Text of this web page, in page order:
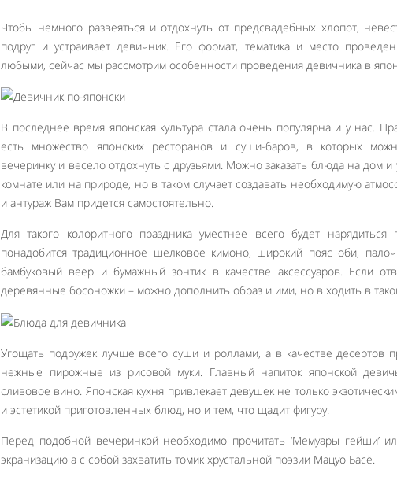
Чтобы немного развеяться и отдохнуть от предсвадебных хлопот,
подруг и устраивает девичник. Его формат, тематика и место
любыми, сейчас мы рассмотрим особенности проведения девичника в
В последнее время японская культура стала очень популярна и у нас.
есть множество японских ресторанов и суши-баров, в которых
вечеринку и весело отдохнуть с друзьями. Можно заказать блюда на дом и
комнате или на природе, но в таком случает создавать необходимую
и антураж Вам придется самостоятельно.
Для такого колоритного праздника уместнее всего будет
понадобится традиционное шелковое кимоно, широкий пояс оби,
бамбуковый веер и бумажный зонтик в качестве аксессуаров. Если
деревянные босоножки – можно дополнить образ и ими, но в ходить в
Угощать подружек лучше всего суши и роллами, а в качестве десертов
нежные пирожные из рисовой муки. Главный напиток японской
сливовое вино. Японская кухня привлекает девушек не только
и эстетикой приготовленных блюд, но и тем, что щадит фигуру.
Перед подобной вечеринкой необходимо прочитать ‘Мемуары гейши’
экранизацию а с собой захватить томик хрустальной поэзии Мацуо Басё.